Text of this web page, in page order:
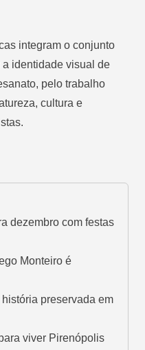
integram o conjunto
identidade visual de
pelo trabalho
cultura e
dezembro com festas
Monteiro é
preservada em
viver Pirenópolis